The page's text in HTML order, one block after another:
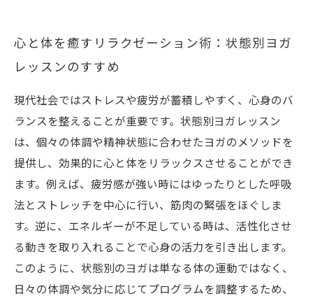
心と体を癒すリラクゼーション術：状態別ヨガ
レッスンのすすめ
現代社会ではストレスや疲労が蓄積しやすく、心身のバ
ランスを整えることが重要です。状態別ヨガレッスン
は、個々の体調や精神状態に合わせたヨガのメソッドを
提供し、効果的に心と体をリラックスさせることができ
ます。例えば、疲労感が強い時にはゆったりとした呼吸
法とストレッチを中心に行い、筋肉の緊張をほぐしま
す。逆に、エネルギーが不足している時は、活性化させ
る動きを取り入れることで心身の活力を引き出します。
このように、状態別のヨガは単なる体の運動ではなく、
日々の体調や気分に応じてプログラムを調整するため、